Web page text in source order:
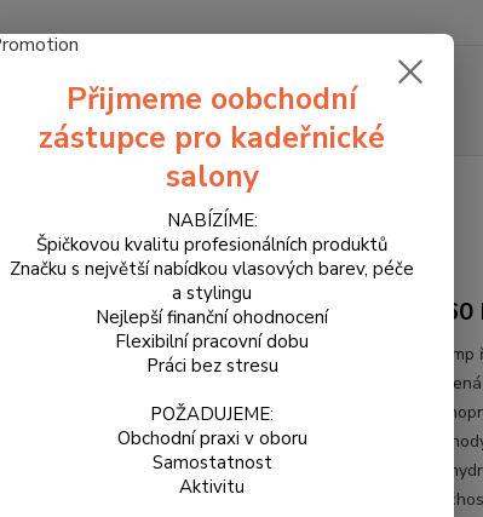
Hledat
360 Hemp šampon 450 ml
šampon 450 ml
Přijmeme oobchodní
zástupce pro kadeřnické
salony
NABÍZÍME:
Špičkovou kvalitu profesionálních produktů
Značku s největší nabídkou vlasových barev, péče
a stylingu
Nejlepší finanční ohodnocení
Flexibilní pracovní dobu
Práci bez stresu
POŽADUJEME:
Obchodní praxi v oboru
Samostatnost
Aktivitu